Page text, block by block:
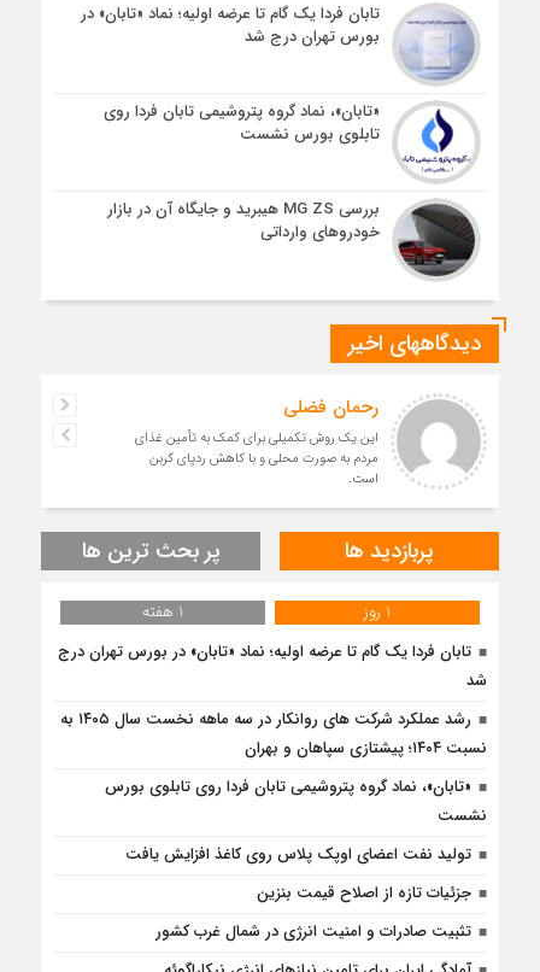
تابان فردا یک گام تا عرضه اولیه؛ نماد «تابان» در
بورس تهران درج شد
«تابان»، نماد گروه پتروشیمی تابان فردا روی
تابلوی بورس نشست
بررسی MG ZS هیبرید و جایگاه آن در بازار
خودروهای وارداتی
دیدگاههای اخیر
رحمان فضلی
این یک روش تکمیلی برای کمک به تأمین غذای
مردم به صورت محلی و با کاهش ردپای کربن
است.
پربازدید ها پر بحث ترین ها
1 روز
1 هفته
تابان فردا یک گام تا عرضه اولیه؛ نماد «تابان» در بورس تهران درج
شد
رشد عملکرد شرکت های روانکار در سه ماهه نخست سال ۱۴۰۵ به
نسبت ۱۴۰۴؛ پیشتازی سپاهان و بهران
«تابان»، نماد گروه پتروشیمی تابان فردا روی تابلوی بورس
نشست
تولید نفت اعضای اوپک پلاس روی کاغذ افزایش یافت
جزئیات تازه از اصلاح قیمت بنزین
تثبیت صادرات و امنیت انرژی در شمال‌ غرب کشور